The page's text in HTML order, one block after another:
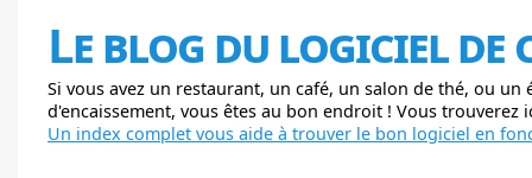
Le blog du logiciel de
Si vous avez un restaurant, un café, un salon de thé, ou
d'encaissement, vous êtes au bon endroit ! Vous
Un index complet vous aide à trouver le bon logiciel en